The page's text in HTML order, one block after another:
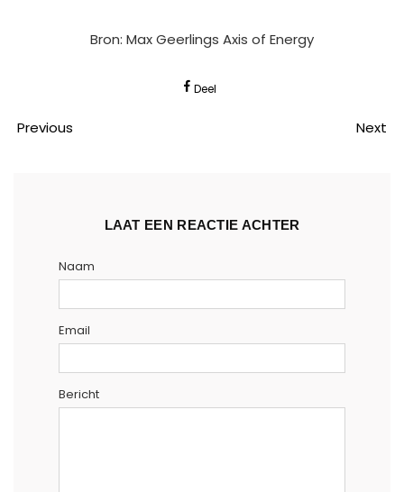
Bron: Max Geerlings Axis of Energy
Deel
Previous Next
LAAT EEN REACTIE ACHTER
Naam
Email
Bericht